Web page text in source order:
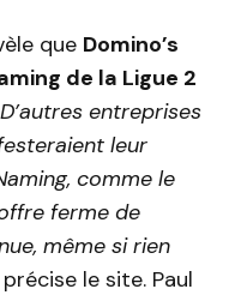
que Domino’s
de la Ligue 2
D’autres entreprises
leur
comme le
ferme de
même si rien
précise le site. Paul